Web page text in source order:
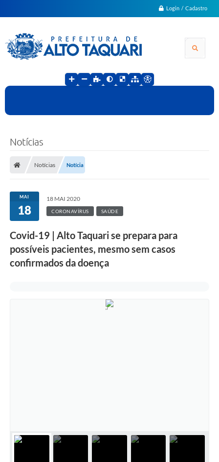
Login / Cadastro
Notícias
Notícias Notícia
MAI
18
18 MAI 2020
CORONAVÍRUS SAÚDE
Covid-19 | Alto Taquari se prepara para
possíveis pacientes, mesmo sem casos
confirmados da doença